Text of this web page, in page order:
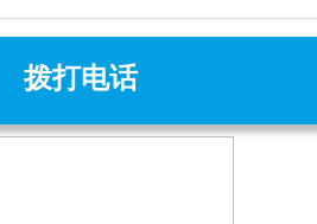
拨打电话